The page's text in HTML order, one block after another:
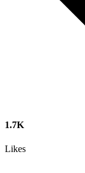
1.7K
Likes